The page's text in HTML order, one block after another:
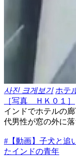
사진 크게보기 ホテ
［写真 ＨＫ０１］
インドでホテルの
代男性が窓の外に
#【動画】子犬と追
たインドの青年